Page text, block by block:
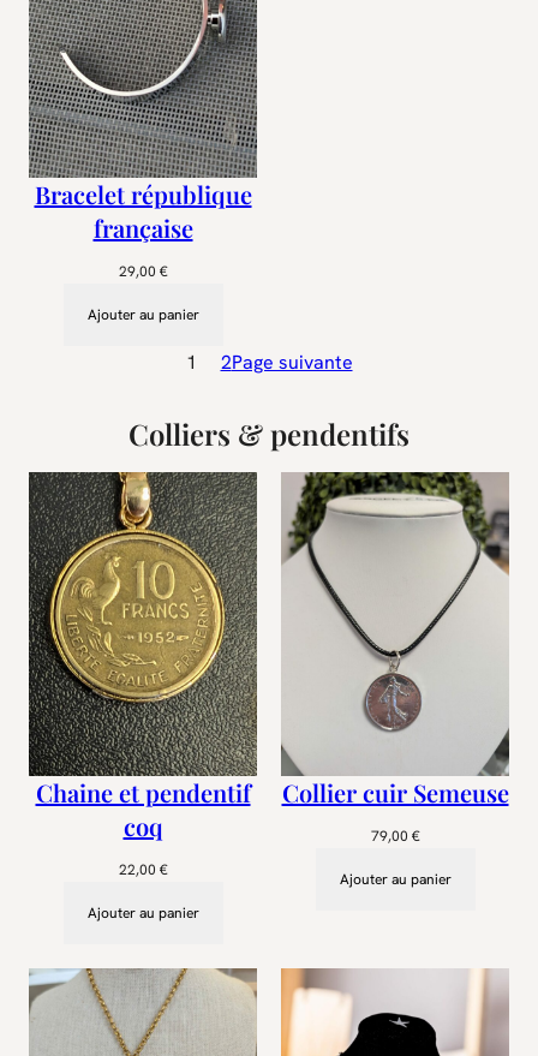
Bracelet république
française
29,00 €
Ajouter au panier
1 2Page suivante
Colliers & pendentifs
Chaine et pendentif
coq
22,00 €
Ajouter au panier
Collier cuir Semeuse
79,00 €
Ajouter au panier